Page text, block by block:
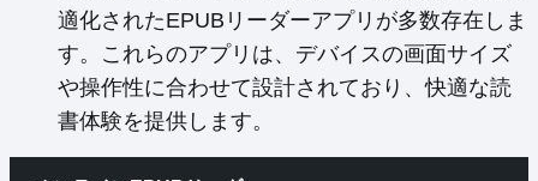
適化されたEPUBリーダーアプリが多数存在しま
す。これらのアプリは、デバイスの画面サイズ
や操作性に合わせて設計されており、快適な読
書体験を提供します。